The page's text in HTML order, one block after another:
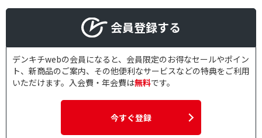
会員登録する
デンキチwebの会員になると、会員限定のお得なセールやポイン
ト、新商品のご案内、その他便利なサービスなどの特典をご利用
いただけます。入会費・年会費は無料です。
今すぐ登録